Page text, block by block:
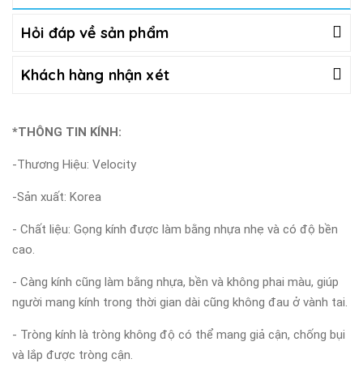
Hỏi đáp về sản phẩm
Khách hàng nhận xét
*THÔNG TIN KÍNH:
-Thương Hiệu: Velocity
-Sản xuất: Korea
- Chất liệu: Gọng kính được làm bằng nhựa nhẹ và có độ bền
cao.
- Càng kính cũng làm bằng nhựa, bền và không phai màu, giúp
người mang kính trong thời gian dài cũng không đau ở vành tai.
- Tròng kính là tròng không độ có thể mang giả cận, chống bụi
và lắp được tròng cận.